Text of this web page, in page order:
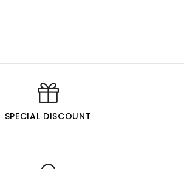
SPECIAL DISCOUNT